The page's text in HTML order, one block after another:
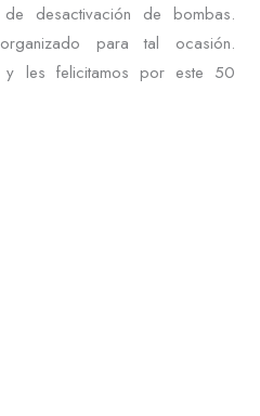
desactivación de bombas.
para tal ocasión.
y les felicitamos por este 50